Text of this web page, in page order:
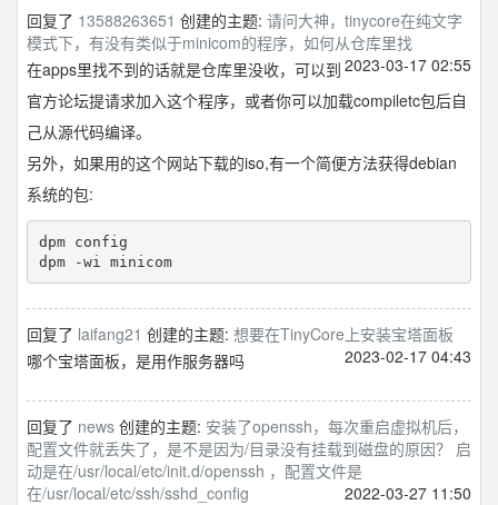
回复了 13588263651 创建的主题: 请问大神，tinycore在纯文字
模式下，有没有类似于minicom的程序，如何从仓库里找
2023-03-17 02:55
在apps里找不到的话就是仓库里没收，可以到
官方论坛提请求加入这个程序，或者你可以加载compiletc包后自
己从源代码编译。
另外，如果用的这个网站下载的iso,有一个简便方法获得debian
系统的包:
dpm config
dpm -wi minicom
回复了 laifang21 创建的主题: 想要在TinyCore上安装宝塔面板
2023-02-17 04:43
哪个宝塔面板，是用作服务器吗
回复了 news 创建的主题: 安装了openssh，每次重启虚拟机后，
配置文件就丢失了，是不是因为/目录没有挂载到磁盘的原因？ 启
动是在/usr/local/etc/init.d/openssh ，配置文件是
在/usr/local/etc/ssh/sshd_config
2022-03-27 11:50